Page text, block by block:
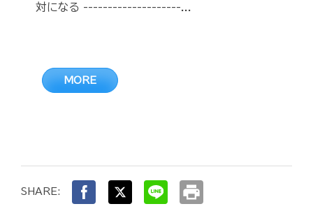
対になる --------------------...
MORE
SHARE: print